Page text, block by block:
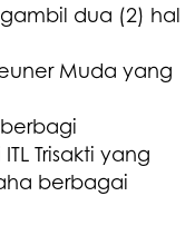
dua (2) hal
Muda yang
Trisakti yang
berbagai